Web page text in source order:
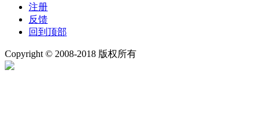
注册
反馈
回到顶部
Copyright © 2008-2018 版权所有